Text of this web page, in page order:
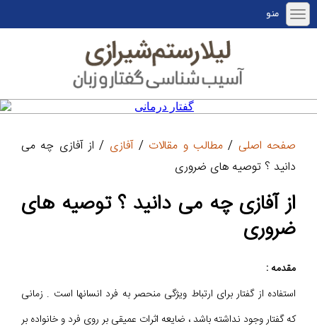
منو
صفحه اصلی / مطالب و مقالات /آفازی / از آفازی چه می
دانید ؟ توصیه های ضروری
از آفازی چه می دانید ؟ توصیه های
ضروری
مقدمه :
استفاده از گفتار برای ارتباط ویژگی منحصر به فرد انسانها است . زمانی
که گفتار وجود نداشته باشد ، ضایعه اثرات عمیقی بر روی فرد و خانواده بر